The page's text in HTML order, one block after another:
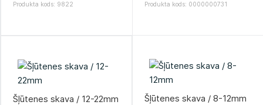
Produkta kods: 9822 Produkta kods: 0000000731
Šļūtenes skava / 12-22mm Šļūtenes skava / 8-12mm